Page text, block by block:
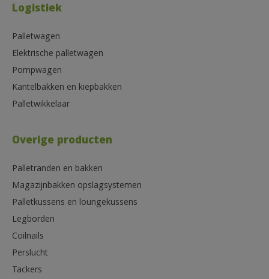
Logistiek
Palletwagen
Elektrische palletwagen
Pompwagen
Kantelbakken en kiepbakken
Palletwikkelaar
Overige producten
Palletranden en bakken
Magazijnbakken opslagsystemen
Palletkussens en loungekussens
Legborden
Coilnails
Perslucht
Tackers